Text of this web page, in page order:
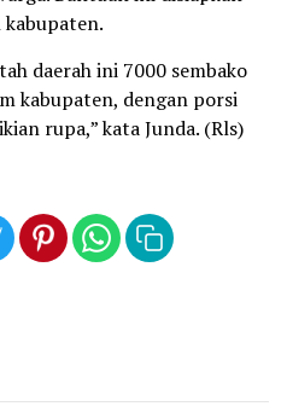
kabupaten.
daerah ini 7000 sembako
kabupaten, dengan porsi
rupa,” kata Junda. (Rls)